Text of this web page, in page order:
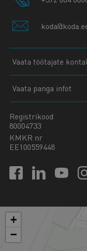
Vaata töötajate
Vaata panga infot
Registrikood
80004733
KMKR nr
EE100559448
+
−